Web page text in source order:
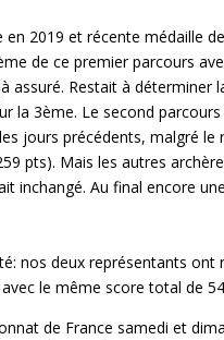
en 2019 et récente médaille
de ce premier parcours
assuré. Restait à déterminer
la 3ème. Le second
jours précédents, malgré
pts). Mais les autres
inchangé. Au final encore
nos deux représentants ont
le même score total de
de France samedi et